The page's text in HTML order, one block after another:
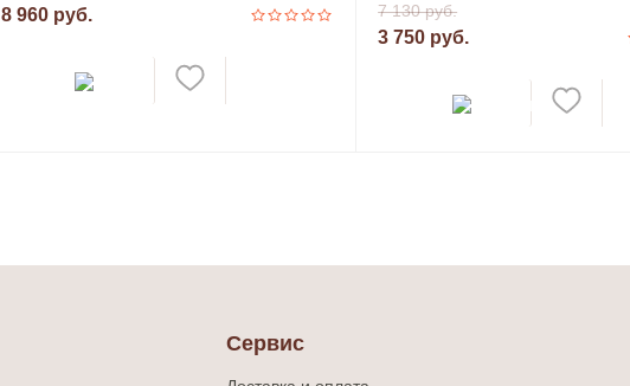
8 960 руб. 7 130 руб.
3 750 руб.
Сервис